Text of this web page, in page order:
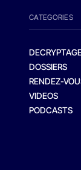
CATEGORIES
DOSSIERS
RENDEZ-
VIDEOS
PODCASTS